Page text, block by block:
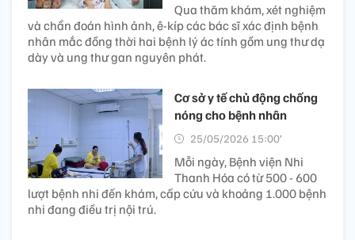
Qua thăm khám, xét nghiệm
và chẩn đoán hình ảnh, ê-kíp các bác sĩ xác định bệnh
nhân mắc đồng thời hai bệnh lý ác tính gồm ung thư dạ
dày và ung thư gan nguyên phát.
Cơ sở y tế chủ động chống
nóng cho bệnh nhân
25/05/2026 15:00’
Mỗi ngày, Bệnh viện Nhi
Thanh Hóa có từ 500 - 600
lượt bệnh nhi đến khám, cấp cứu và khoảng 1.000 bệnh
nhi đang điều trị nội trú.